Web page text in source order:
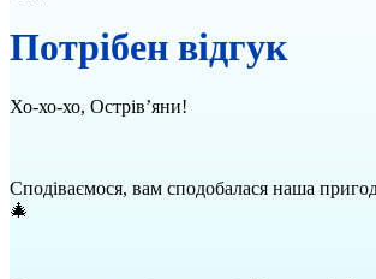
Потрібен відгук
Хо-хо-хо, Острів’яни!
Сподіваємося, вам сподобалася наша
🎄